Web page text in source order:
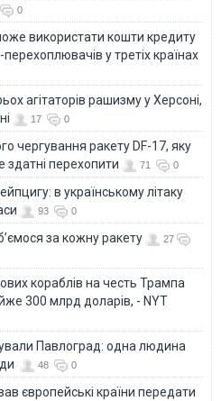
0
використати кошти кредиту
у третіх країнах
агітаторів рашизму у Херсоні,
17 0
чергування ракету DF-17, яку
здатні перехопити
71 0
в українському літаку
93 0
за кожну ракету
27
кораблів на честь Трампа
300 млрд доларів, - NYT
Павлоград: одна людина
48 0
європейські країни передати